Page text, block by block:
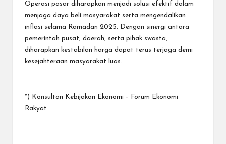
Operasi pasar diharapkan menjadi solusi efektif dalam
menjaga daya beli masyarakat serta mengendalikan
inflasi selama Ramadan 2025. Dengan sinergi antara
pemerintah pusat, daerah, serta pihak swasta,
diharapkan kestabilan harga dapat terus terjaga demi
kesejahteraan masyarakat luas.
*) Konsultan Kebijakan Ekonomi – Forum Ekonomi
Rakyat